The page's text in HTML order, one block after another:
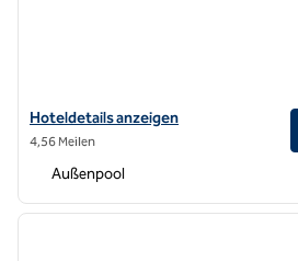
Hoteldetails für Jamaica Bay Inn
Hoteldetails anzeigen
4,56 Meilen
Außenpool
1 von 12